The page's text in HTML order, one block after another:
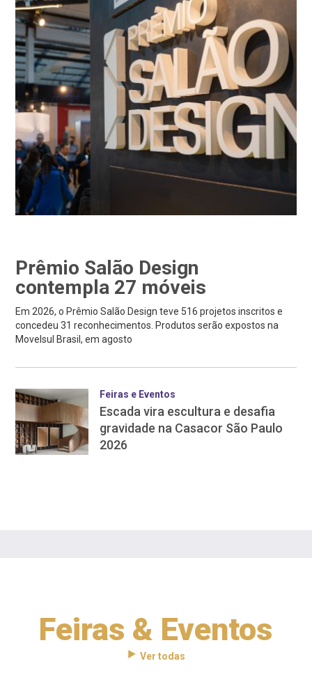
Prêmio Salão Design
contempla 27 móveis
Em 2026, o Prêmio Salão Design teve 516 projetos inscritos e
concedeu 31 reconhecimentos. Produtos serão expostos na
Movelsul Brasil, em agosto
Feiras e Eventos
Escada vira escultura e desafia
gravidade na Casacor São Paulo
2026
Feiras & Eventos
Ver todas